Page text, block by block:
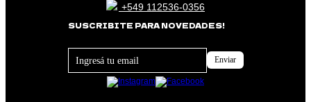
+549 112536-0356
SUSCRIBITE PARA NOVEDADES!
Footer
Newsletter
Enviar